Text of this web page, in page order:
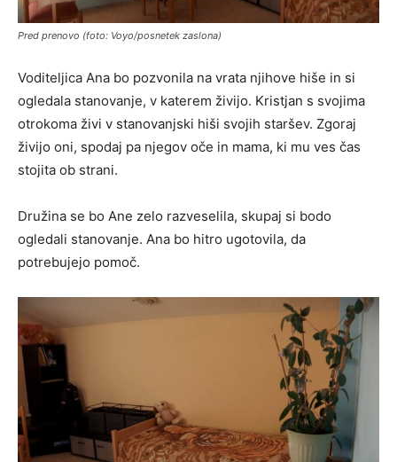
Pred prenovo (foto: Voyo/posnetek zaslona)
Voditeljica Ana bo pozvonila na vrata njihove hiše in si
ogledala stanovanje, v katerem živijo. Kristjan s svojima
otrokoma živi v stanovanjski hiši svojih staršev. Zgoraj
živijo oni, spodaj pa njegov oče in mama, ki mu ves čas
stojita ob strani.
Družina se bo Ane zelo razveselila, skupaj si bodo
ogledali stanovanje. Ana bo hitro ugotovila, da
potrebujejo pomoč.